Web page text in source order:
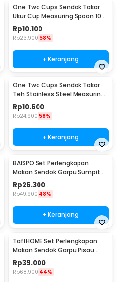
One Two Cups Sendok Takar
Ukur Cup Measuring Spoon 10
PCS - 16799
Rp10.100
Rp23.900 58%
+ Keranjang
One Two Cups Sendok Takar
Teh Stainless Steel Measuring
Spoon 5 PCS - S301
Rp10.600
Rp24.900 58%
+ Keranjang
BAISPO Set Perlengkapan
Makan Sendok Garpu Sumpit
Bambu Cutlery Set Winding -
EA025
Rp26.300
Rp49.900 48%
+ Keranjang
TaffHOME Set Perlengkapan
Makan Sendok Garpu Pisau
Sumpit 8 PCS - EA02300
Rp39.000
Rp68.900 44%